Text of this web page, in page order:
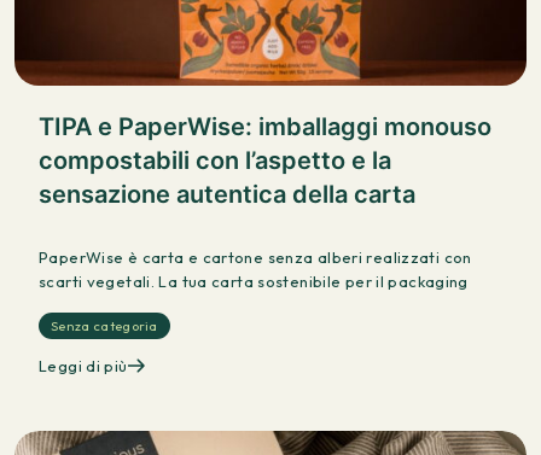
TIPA e PaperWise: imballaggi monouso
compostabili con l’aspetto e la
sensazione autentica della carta
PaperWise è carta e cartone senza alberi realizzati con
scarti vegetali. La tua carta sostenibile per il packaging
Senza categoria
Leggi di più